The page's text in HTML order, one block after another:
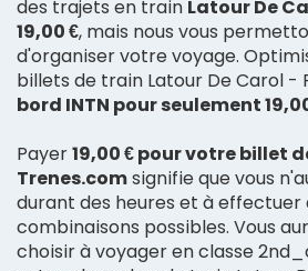
des trajets en train Latour De
19,00 €, mais nous vous
d'organiser votre voyage.
billets de train Latour De Carol -
bord INTN pour seulement
Payer19,00 € pour votre billet
Trenes.comsignifie que vous
durant des heures et à effectuer
combinaisons possibles. Vous
choisir à voyager en classe